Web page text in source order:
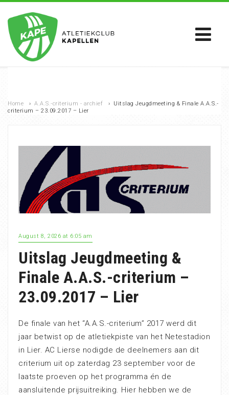
Home › A.A.S.-criterium - archief › Uitslag Jeugdmeeting & Finale A.A.S.-
criterium – 23.09.2017 – Lier
August 8, 2026 at 6:05 am
Uitslag Jeugdmeeting &
Finale A.A.S.-criterium –
23.09.2017 – Lier
De finale van het “A.A.S.-criterium” 2017 werd dit
jaar betwist op de atletiekpiste van het Netestadion
in Lier. AC Lierse nodigde de deelnemers aan dit
criterium uit op zaterdag 23 september voor de
laatste proeven op het programma én de
aansluitende prijsuitreiking. Hier hebben we de